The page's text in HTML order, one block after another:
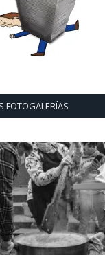
FOTOGALERÍAS